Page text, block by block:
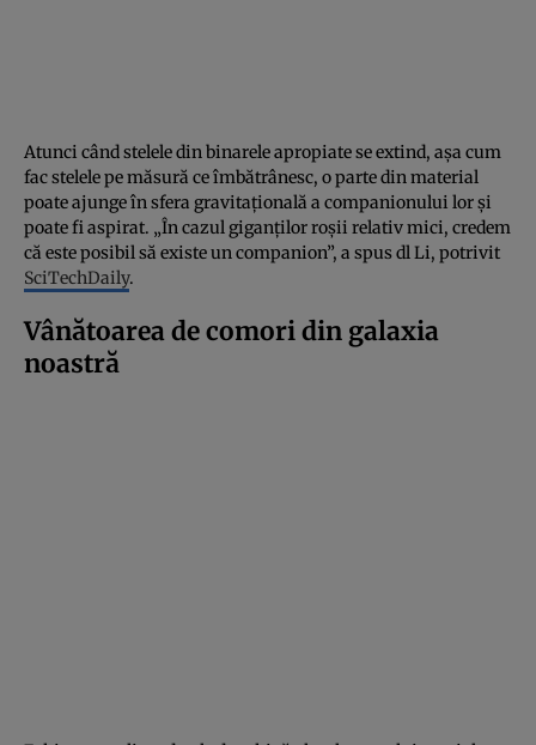
Atunci când stelele din binarele apropiate se extind, așa cum
fac stelele pe măsură ce îmbătrânesc, o parte din material
poate ajunge în sfera gravitațională a companionului lor și
poate fi aspirat. „În cazul giganților roșii relativ mici, credem
că este posibil să existe un companion”, a spus dl Li, potrivit
SciTechDaily.
Vânătoarea de comori din galaxia
noastră